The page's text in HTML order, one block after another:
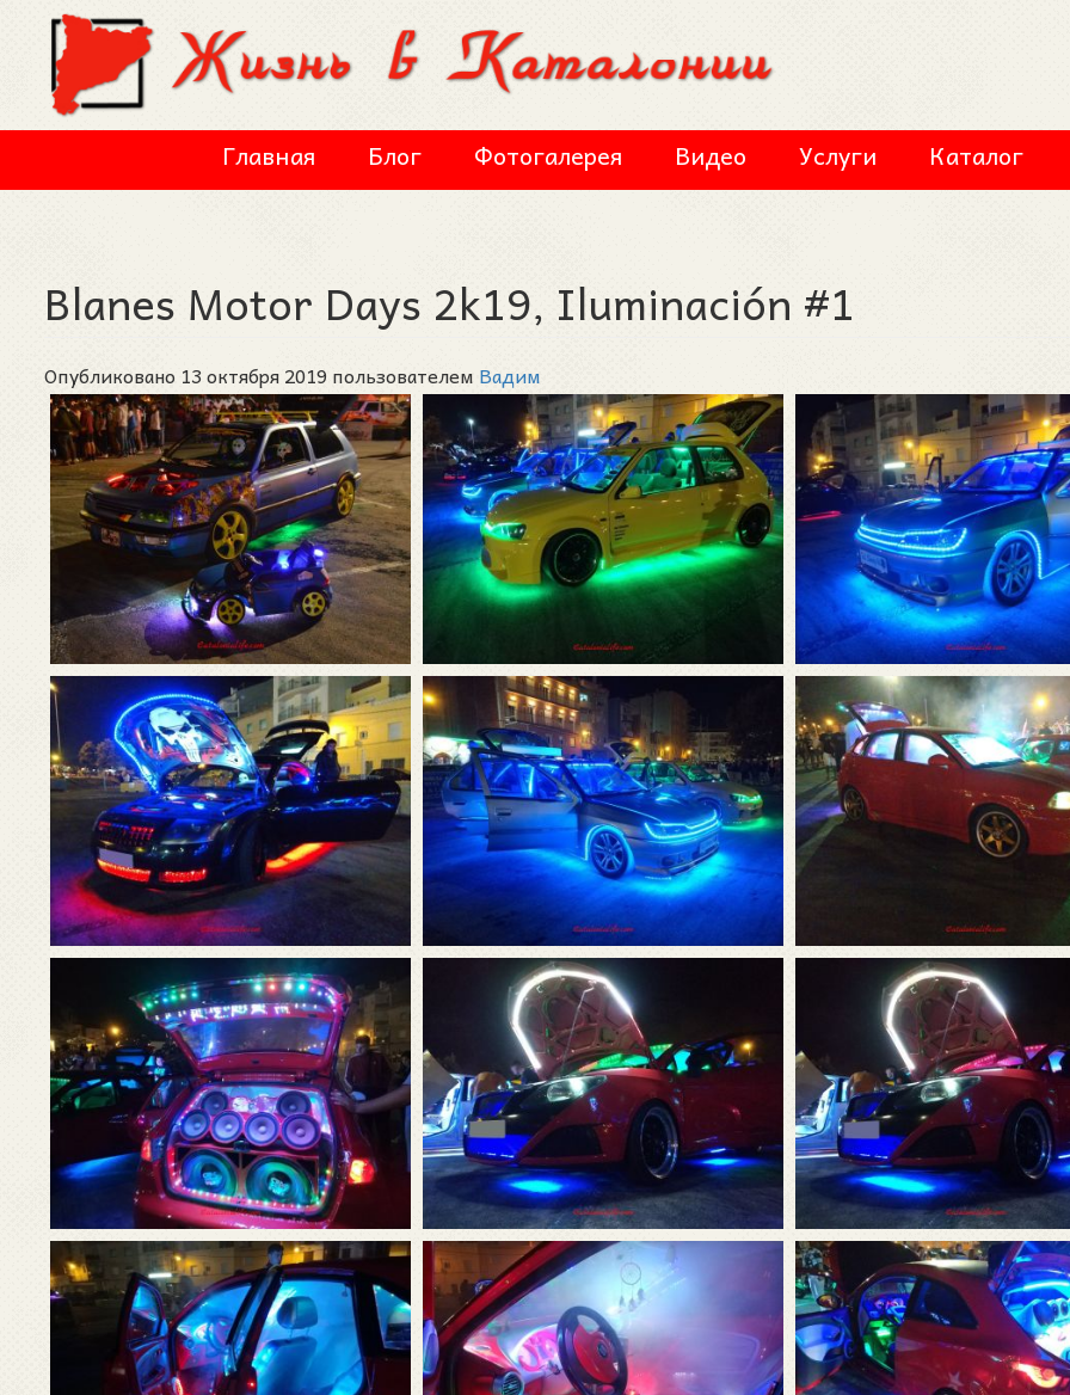
Перейти к основному содержанию
Главная Блог Фотогалерея Видео Услуги Каталог
Blanes Motor Days 2k19, Iluminación #1
Опубликовано 13 октября 2019 пользователем Вадим